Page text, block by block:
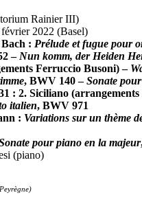
Rainier III)
2022 (Basel)
: Prélude et fugue pour
– Nun komm, der Heiden
Ferruccio Busoni) –
, BWV 140 –Sonate
: 2. Siciliano
italien, BWV 971
: Variations sur un thème
pour piano en la majeur
(piano)